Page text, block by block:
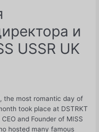
и
USSR UK
the most romantic day of
took place at DSTRKT
and Founder of MISS
hosted many famous